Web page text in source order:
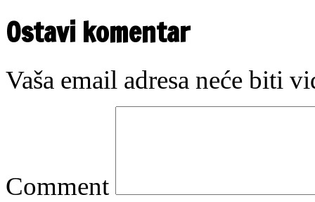
Ostavi komentar
Vaša email adresa neće biti
Comment